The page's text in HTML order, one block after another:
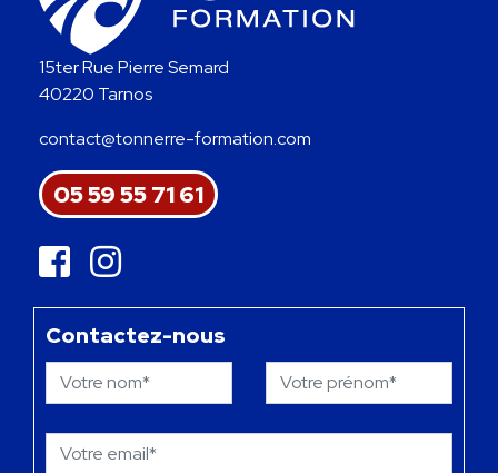
15ter Rue Pierre Semard
40220 Tarnos
contact@tonnerre-formation.com
05 59 55 71 61
Contactez-nous